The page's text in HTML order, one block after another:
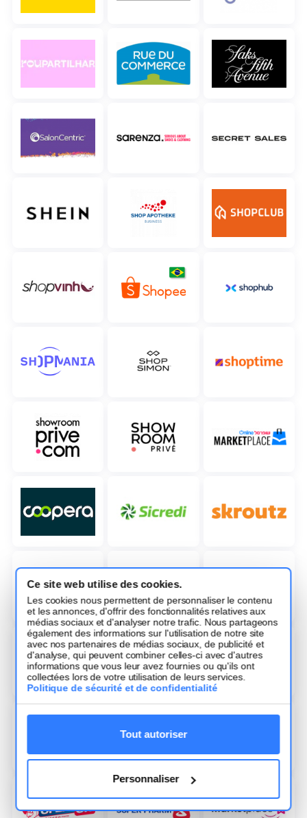
Ce site web utilise des cookies.
Les cookies nous permettent de personnaliser le contenu
et les annonces, d'offrir des fonctionnalités relatives aux
médias sociaux et d'analyser notre trafic. Nous partageons
également des informations sur l'utilisation de notre site
avec nos partenaires de médias sociaux, de publicité et
d'analyse, qui peuvent combiner celles-ci avec d'autres
informations que vous leur avez fournies ou qu'ils ont
collectées lors de votre utilisation de leurs services.
Politique de sécurité et de confidentialité
Tout autoriser
Personnaliser